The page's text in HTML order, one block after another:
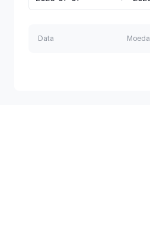
Data Moeda